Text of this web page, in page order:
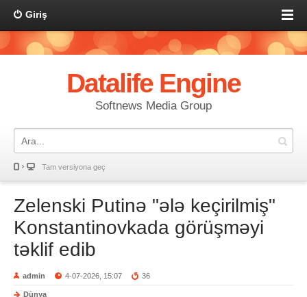
Giriş
Datalife Engine
Softnews Media Group
Tam versiyona geç
Zelenski Putinə "ələ keçirilmiş"
Konstantinovkada görüşməyi
təklif edib
admin 4-07-2026, 15:07 36
Dünya